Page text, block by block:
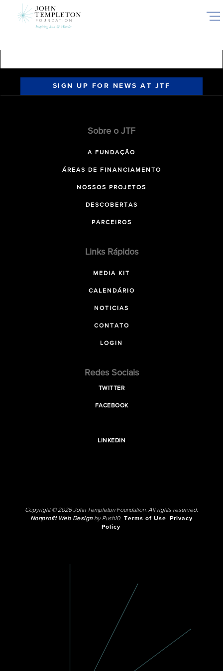
SIGN UP FOR NEWS AT JTF
Sobre o JTF
A FUNDAÇÃO
ÁREAS DE FINANCIAMENTO
NOSSOS PROJETOS
DESCOBERTAS
PARCEIROS
Links Rápidos
MEDIA KIT
CALENDÁRIO
NOTICIAS
CONTATO
LOGIN
Redes Sociais
TWITTER
FACEBOOK
LINKEDIN
Copyright © 2026 John Templeton Foundation. All rights reserved.
Nonprofit Web Designby Push10. Terms of Use
Privacy
Policy